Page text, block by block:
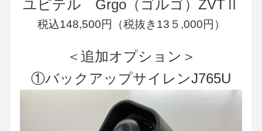
ユピテル Grgo（ゴルゴ）ZVTⅡ
税込148,500円（税抜き13５,000円）
＜追加オプション＞
①バックアップサイレンJ765U